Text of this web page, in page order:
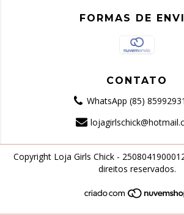
FORMAS DE
CONTATO
WhatsApp (85)
Copyright Loja Girls Chick -
direitos reservados.